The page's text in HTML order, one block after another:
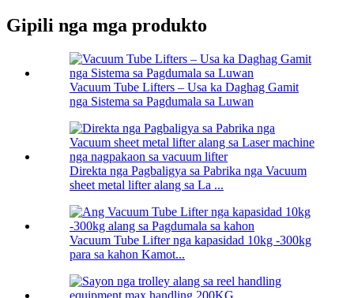
Gipili nga mga produkto
Vacuum Tube Lifters – Usa ka Daghag Gamit
nga Sistema sa Pagdumala sa Luwan
Direkta nga Pagbaligya sa Pabrika nga Vacuum
sheet metal lifter alang sa La ...
Vacuum Tube Lifter nga kapasidad 10kg -300kg
para sa kahon Kamot...